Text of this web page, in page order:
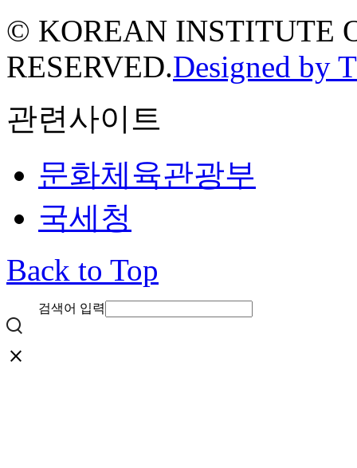
© KOREAN INSTITUTE
RESERVED.Designed by
관련사이트
문화체육관광부
국세청
Back to Top
검색어 입력
close